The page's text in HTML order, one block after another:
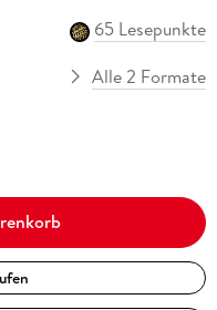
65 Lesepunkte
Alle 2 Formate